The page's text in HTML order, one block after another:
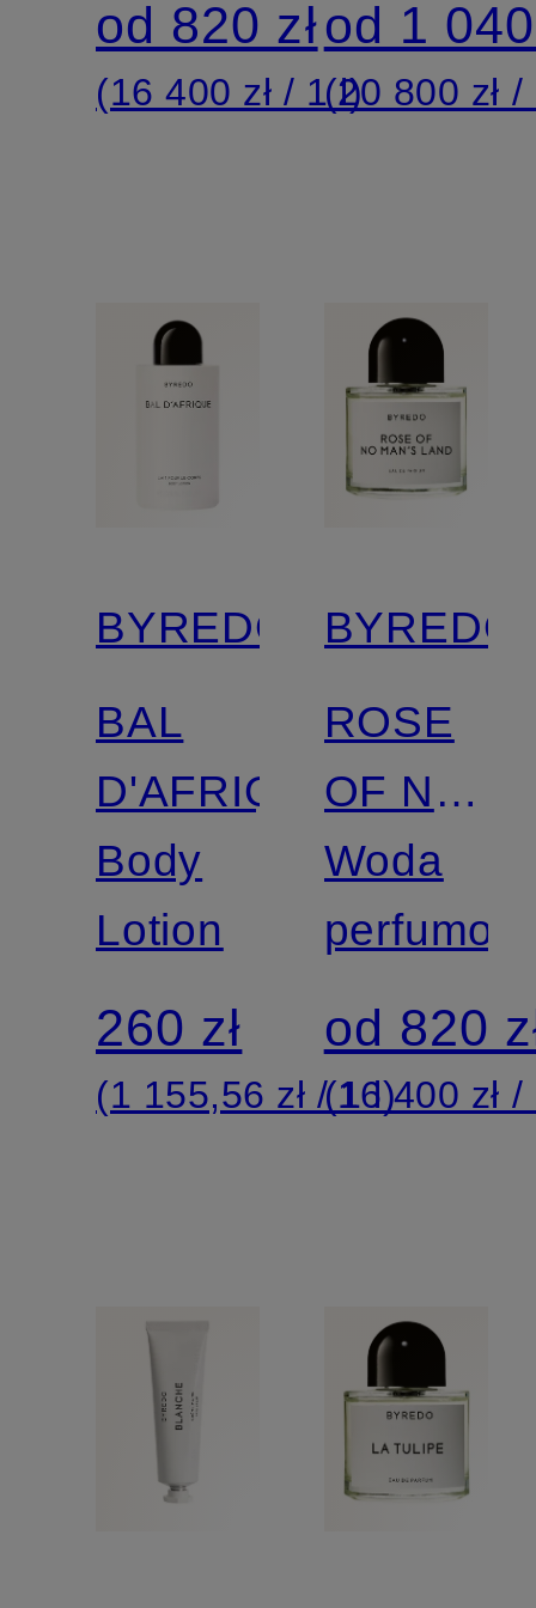
od 820 zł
(16 400 zł / 1 l)
od 1 040
(20 800 zł /
BYREDO
BAL
D'AFRIQUE
Body
Lotion
260 zł
(1 155,56 zł / 1 l)
BYREDO
ROSE
OF NO
MAN'S
LAND
Woda
od 820
(16 400 zł /